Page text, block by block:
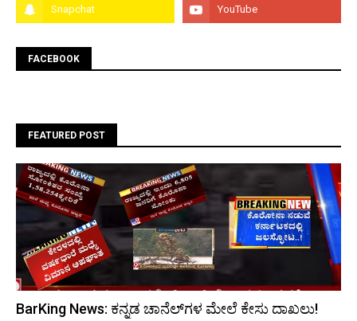
FACEBOOK
FEATURED POST
BarKing News: ಕನ್ನಡ ಚಾನೆಲ್‌ಗಳ ಮೇಲೆ ಕೇಸು ದಾಖಲು!